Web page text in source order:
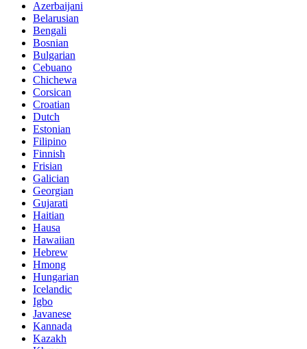
Azerbaijani
Belarusian
Bengali
Bosnian
Bulgarian
Cebuano
Chichewa
Corsican
Croatian
Dutch
Estonian
Filipino
Finnish
Frisian
Galician
Georgian
Gujarati
Haitian
Hausa
Hawaiian
Hebrew
Hmong
Hungarian
Icelandic
Igbo
Javanese
Kannada
Kazakh